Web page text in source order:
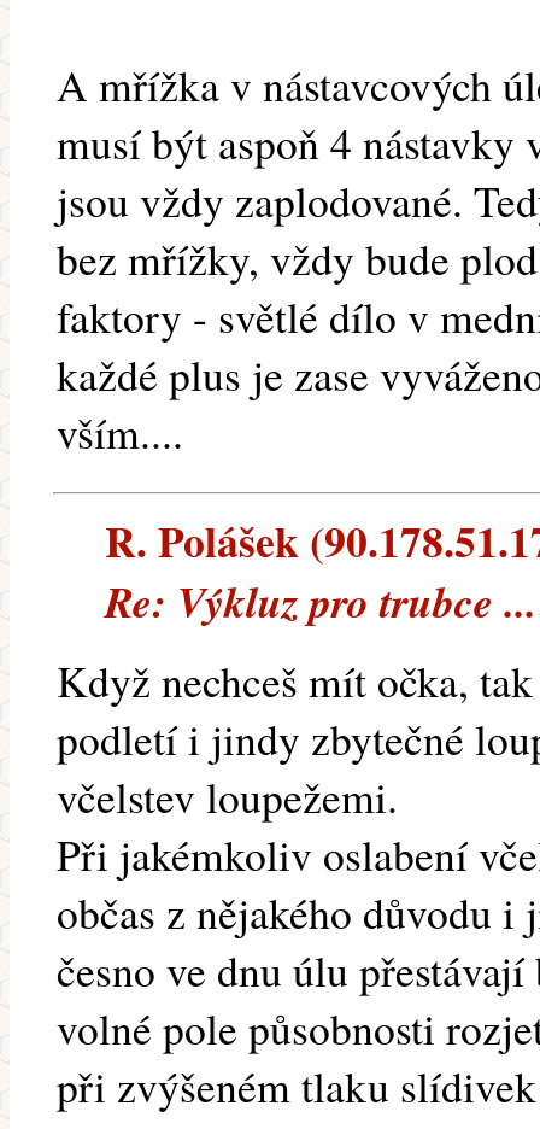
A mřížka v nástavcových
musí být aspoň 4
jsou vždy zaplodované.
bez mřížky, vždy bude
faktory - světlé dílo v
každé plus je zase
vším....
R. Polášek
Re: Výkluz pro trubce
Když nechceš mít očka,
podletí i jindy zbytečné
včelstev loupežemi.
Při jakémkoliv oslabení
občas z nějakého důvodu
česno ve dnu úlu
volné pole působnosti
při zvýšeném tlaku